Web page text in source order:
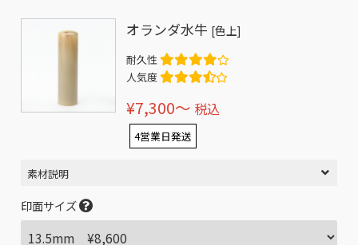
オランダ水牛 [色上]
耐久性
人気度
¥7,300〜 税込
4営業日発送
素材説明
印面サイズ